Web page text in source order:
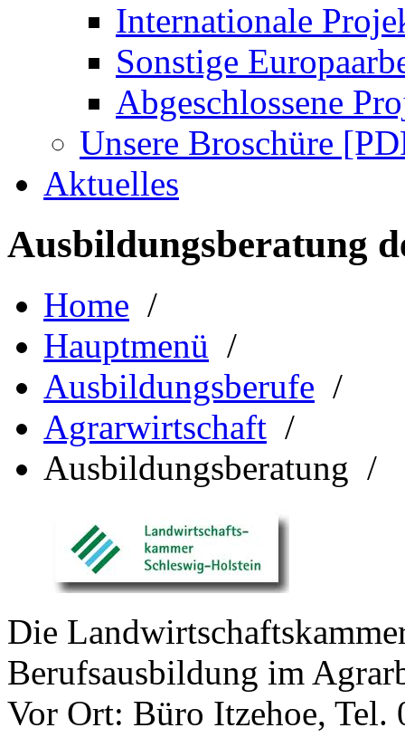
Internationale
Sonstige
Abgeschlossene
Unsere Broschüre
Aktuelles
Ausbildungsberatung
Home /
Hauptmenü /
Ausbildungsberufe /
Agrarwirtschaft /
Ausbildungsberatung /
Die
Berufsausbildung im
Vor Ort: Büro Itzehoe,